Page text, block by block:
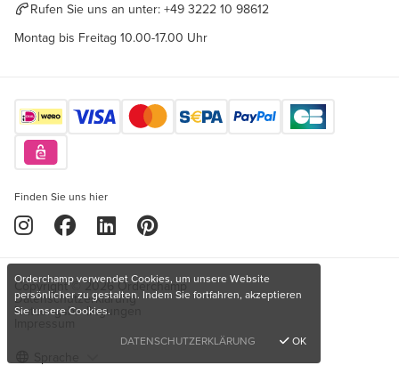
Rufen Sie uns an unter: +49 3222 10 98612
Montag bis Freitag 10.00-17.00 Uhr
Finden Sie uns hier
Copyright © 2026 Orderchamp
Datenschutzerklärung
Nutzungsbedingungen
Orderchamp verwendet Cookies, um unsere Website
persönlicher zu gestalten. Indem Sie fortfahren, akzeptieren
Sie unsere Cookies.
DATENSCHUTZERKLÄRUNG
OK